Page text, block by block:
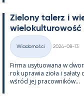
Zie­lony ta­lerz i
Kategorie
Wiadomości
2024-08-13
Firma usy­tuowana w
rok uprawia zioła i sałaty
wśród jej pracow­ników...